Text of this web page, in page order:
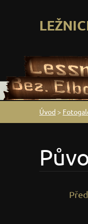
Úvod >